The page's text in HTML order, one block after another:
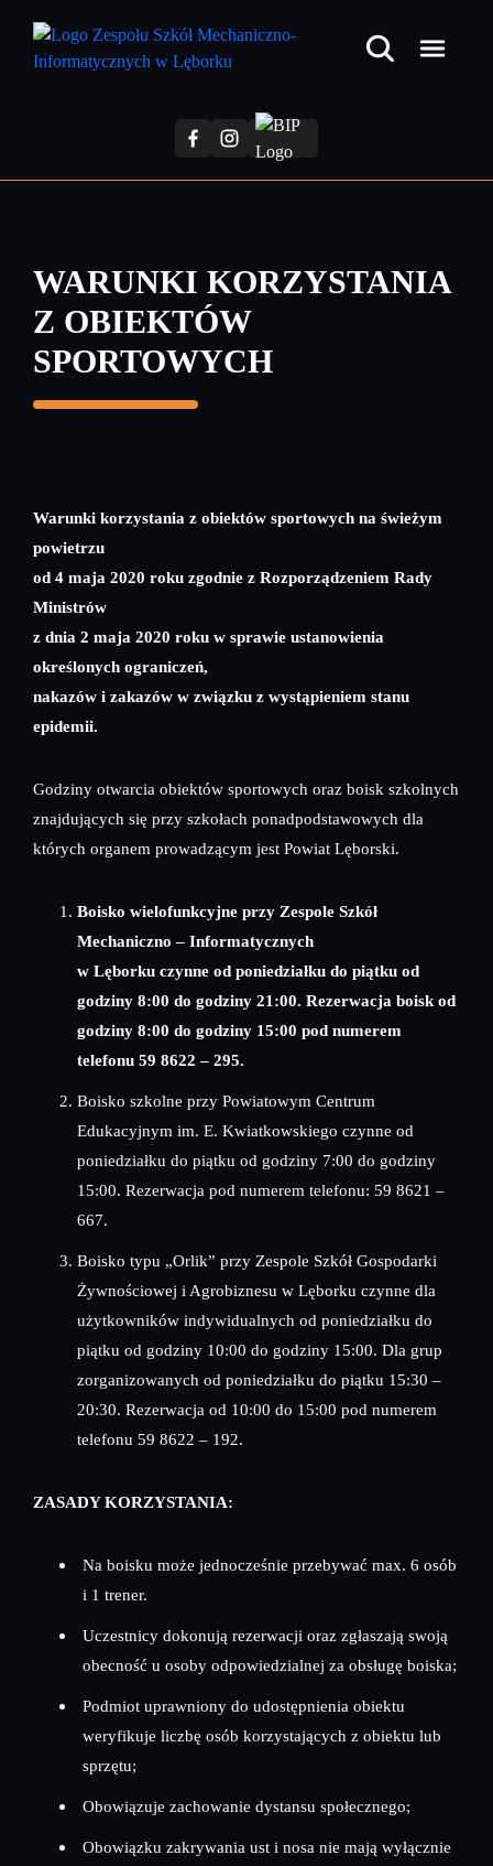
treści
WARUNKI KORZYSTANIA
Z OBIEKTÓW
SPORTOWYCH
Warunki korzystania z obiektów sportowych na świeżym
powietrzu
od 4 maja 2020 roku zgodnie z Rozporządzeniem Rady
Ministrów
z dnia 2 maja 2020 roku w sprawie ustanowienia
określonych ograniczeń,
nakazów i zakazów w związku z wystąpieniem stanu
epidemii.
Godziny otwarcia obiektów sportowych oraz boisk szkolnych
znajdujących się przy szkołach ponadpodstawowych dla
których organem prowadzącym jest Powiat Lęborski.
Boisko wielofunkcyjne przy Zespole Szkół
Mechaniczno – Informatycznych
w Lęborku czynne od poniedziałku do piątku od
godziny 8:00 do godziny 21:00. Rezerwacja boisk od
godziny 8:00 do godziny 15:00 pod numerem
telefonu 59 8622 – 295.
Boisko szkolne przy Powiatowym Centrum
Edukacyjnym im. E. Kwiatkowskiego czynne od
poniedziałku do piątku od godziny 7:00 do godziny
15:00. Rezerwacja pod numerem telefonu: 59 8621 –
667.
Boisko typu „Orlik” przy Zespole Szkół Gospodarki
Żywnościowej i Agrobiznesu w Lęborku czynne dla
użytkowników indywidualnych od poniedziałku do
piątku od godziny 10:00 do godziny 15:00. Dla grup
zorganizowanych od poniedziałku do piątku 15:30 –
20:30. Rezerwacja od 10:00 do 15:00 pod numerem
telefonu 59 8622 – 192.
ZASADY KORZYSTANIA:
Na boisku może jednocześnie przebywać max. 6 osób
i 1 trener.
Uczestnicy dokonują rezerwacji oraz zgłaszają swoją
obecność u osoby odpowiedzialnej za obsługę boiska;
Podmiot uprawniony do udostępnienia obiektu
weryfikuje liczbę osób korzystających z obiektu lub
sprzętu;
Obowiązuje zachowanie dystansu społecznego;
Obowiązku zakrywania ust i nosa nie mają wyłącznie